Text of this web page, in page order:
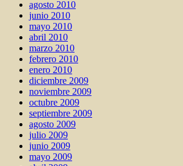
agosto 2010
junio 2010
mayo 2010
abril 2010
marzo 2010
febrero 2010
enero 2010
diciembre 2009
noviembre 2009
octubre 2009
septiembre 2009
agosto 2009
julio 2009
junio 2009
mayo 2009